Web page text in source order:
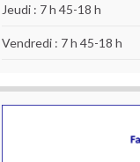
Jeudi : 7 h 45-18 h
Vendredi : 7 h 45-18 h